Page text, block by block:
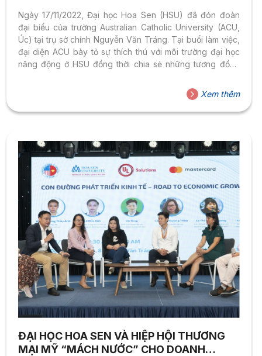
Ngày 17/11/2022, Đại học Hoa Sen (HSU) đã đón đoàn
đại biểu của trường Australian Catholic University (ACU,
Úc) tại trụ sở chính Nguyễn Văn Tráng. Tại buổi làm việc,
đại diện ACU bày tỏ sự thích thú với môi trường đại học
năng động ở HSU đồng thời chia sẻ những tương đồng
phát triển trong 2 năm tới, với mong muốn trở thành trường
đại học quốc tế. Để đạt được mục tiêu đề ra, nhà trường
đã không ngừng nổ lực trong suốt những năm...
Xem thêm
ĐẠI HỌC HOA SEN VÀ HIỆP HỘI THƯƠNG
MẠI MỸ “MÁCH NƯỚC” CHO DOANH